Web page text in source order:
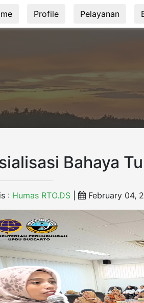
Profile Pelayanan
Bahaya
: Humas RTO.DS February 04,